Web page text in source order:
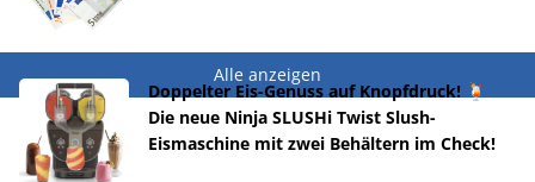
Alle anzeigen
Doppelter Eis-Genuss auf Knopfdruck! 🍹
Die neue Ninja SLUSHi Twist Slush-
Eismaschine mit zwei Behältern im Check!